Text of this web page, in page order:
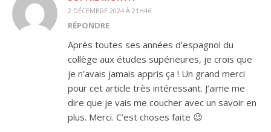
2 DÉCEMBRE 2024 À 21H46
RÉPONDRE
Après toutes ses années d’espagnol du
collège aux études supérieures, je crois que
je n’avais jamais appris ça ! Un grand merci
pour cet article très intéressant. J’aime me
dire que je vais me coucher avec un savoir en
plus. Merci. C’est choses faite 😉